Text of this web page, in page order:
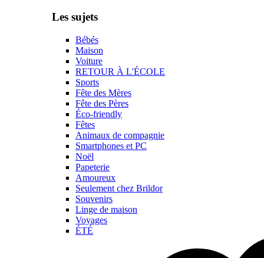
Les sujets
Bébés
Maison
Voiture
RETOUR À L'ÉCOLE
Sports
Fête des Mères
Fête des Pères
Éco-friendly
Fêtes
Animaux de compagnie
Smartphones et PC
Noël
Papeterie
Amoureux
Seulement chez Brildor
Souvenirs
Linge de maison
Voyages
ÉTÉ